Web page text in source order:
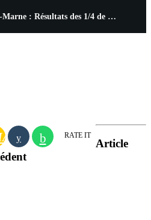
Coupe de Haute-Marne : Résultats des 1/4 de finale
RATE IT
Article